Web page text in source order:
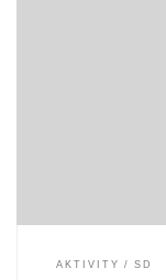
AKTIVITY SD